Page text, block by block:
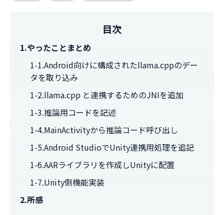
目次
1.やったことまとめ
1-1.Android向けに構成されたllama.cppのデー
タを取り込み
1-2.llama.cpp と連携するためのJNIを追加
1-3.推論用コードを記述
1-4.MainActivityから推論コード呼び出し
1-5.Android StudioでUnity連携用処理を追記
1-6.AARライブラリを作成しUnityに配置
1-7.Unity側機能実装
2.所感